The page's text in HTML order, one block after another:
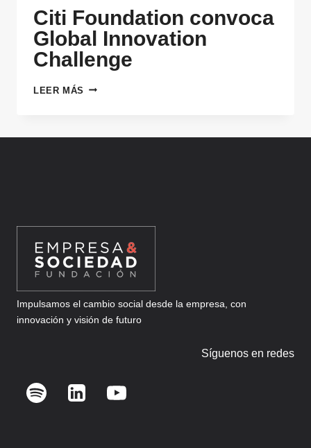
Citi Foundation convoca
Global Innovation
Challenge
LEER MÁS CITI
Impulsamos el cambio social desde la empresa, con
innovación y visión de futuro
Síguenos en redes